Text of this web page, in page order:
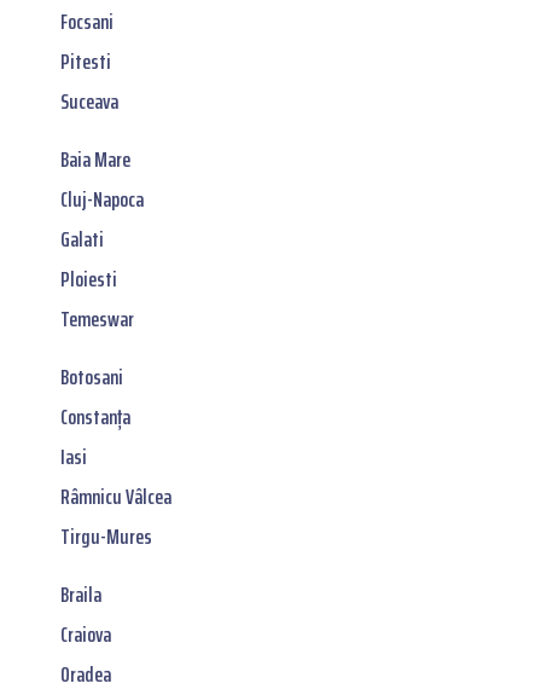
Focsani
Pitesti
Suceava
Baia Mare
Cluj-Napoca
Galati
Ploiesti
Temeswar
Botosani
Constanța
Iasi
Râmnicu Vâlcea
Tirgu-Mures
Braila
Craiova
Oradea